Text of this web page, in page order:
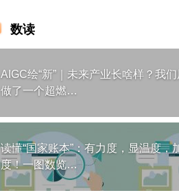
数读
AIGC绘“新”｜未来产业长啥样？我
做了一个超燃…
读懂“国家账本”：有力度，显温度，
度！一图数览…